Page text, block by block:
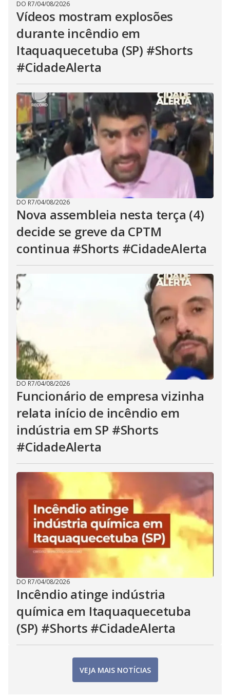
DO R7/04/08/2026
Vídeos mostram explosões
durante incêndio em
Itaquaquecetuba (SP) #Shorts
#CidadeAlerta
DO R7/04/08/2026
Nova assembleia nesta terça (4)
decide se greve da CPTM
continua #Shorts #CidadeAlerta
DO R7/04/08/2026
Funcionário de empresa vizinha
relata início de incêndio em
indústria em SP #Shorts
#CidadeAlerta
DO R7/04/08/2026
Incêndio atinge indústria
química em Itaquaquecetuba
(SP) #Shorts #CidadeAlerta
VEJA MAIS NOTÍCIAS